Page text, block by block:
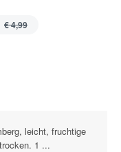
€ 4,99
leicht, fruchtige
1 ...